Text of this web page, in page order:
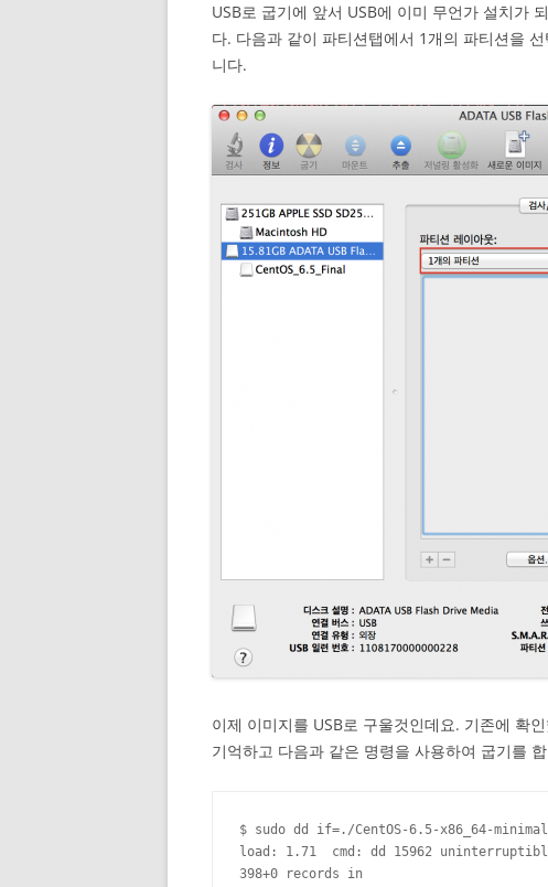
USB로 굽기에 앞서 USB에 이미 무언가 설치가
다. 다음과 같이 파티션탭에서 1개의 파티션을
니다.
이제 이미지를 USB로 구울것인데요. 기존에 확
기억하고 다음과 같은 명령을 사용하여 굽기를
$ sudo dd if=./CentOS-6.5-x86_64-
load: 1.71  cmd: dd 15962
398+0 records in